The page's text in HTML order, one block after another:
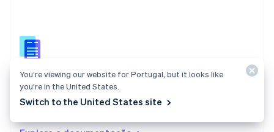
Documentação do Billing
Crie e gerencie assinaturas, rastreie seu uso e emita
Português
RAE de Hong Kong, China
Reino Unido
English
República Tcheca
Romênia
You’re viewing our website for Portugal, but it looks like
you’re in the United States.
Switch to the United States site